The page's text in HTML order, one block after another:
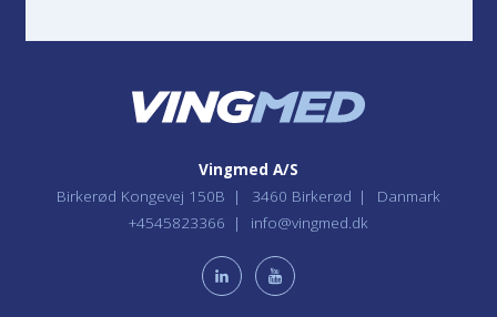
Vingmed A/S
Birkerød Kongevej 150B
3460 Birkerød
Danmark
+4545823366
info@vingmed.dk